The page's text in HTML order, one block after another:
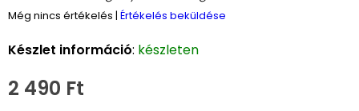
Még nincs értékelés | Értékelés beküldése
Készlet információ: készleten
2 490 Ft